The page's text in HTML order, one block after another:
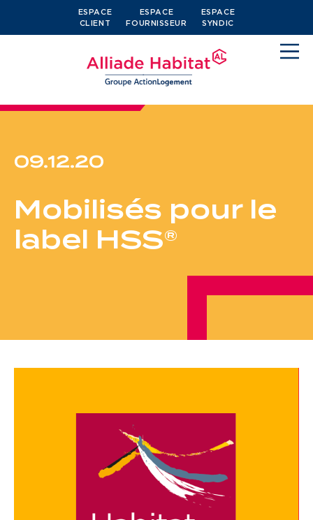
ESPACE
CLIENT
ESPACE
FOURNISSEUR
ESPACE
SYNDIC
Je cherche un logement
J’ai moins de 30 ans
Devenir propriétaire
Services aux territoires
Services aux habitants
09.12.20
Mobilisés pour le
label HSS®